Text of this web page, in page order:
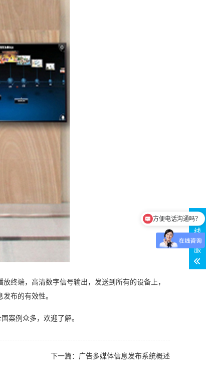
端，高清数字信号输出，发送到所有的设备上，
布的有效性。
案例众多，欢迎了解。
下一篇： 广告多媒体信息发布系统概述
在
线
客
服
了解下产品
方便电话沟通吗？